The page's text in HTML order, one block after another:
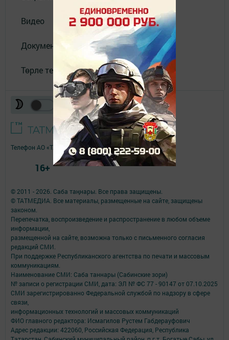
Видео
Документлар
Төрле темалар
© 2011 - 2026. Саба таңнары. Все права защищены.
© ТАТМЕДИА. Все материалы, размещенные на сайте, защищены
законом.
Перепечатка, воспроизведение и распространение в любом объеме
информации,
размещенной на сайте, возможна только с письменного согласия
редакций СМИ.
При поддержке Республиканского агентства по печати и массовым
коммуникациям.
Наименование СМИ: Саба таннары (Сабинские зори)
№ записи о регистрации СМИ, дата: ЭЛ № ФС 77 - 90147 от 07.10.2025
СМИ зарегистрированно Федеральной службой по надзору в сфере
связи,
информационных технологий и массовых коммуникаций
ФИО главного редактора: Исмагилов Рустем Габдерауфович
Адрес редакции: 422060, Российская Федерация, Республика
Телефон АО «ТАТМЕДИА»:(843) 222 09 84
16+